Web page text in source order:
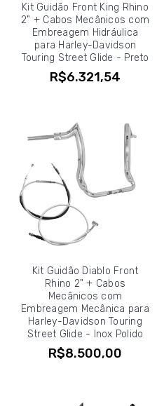
Kit Guidão Front King Rhino
2" + Cabos Mecânicos com
Embreagem Hidráulica
para Harley-Davidson
Touring Street Glide - Preto
R$6.321,54
Kit Guidão Diablo Front
Rhino 2" + Cabos
Mecânicos com
Embreagem Mecânica para
Harley-Davidson Touring
Street Glide - Inox Polido
R$8.500,00